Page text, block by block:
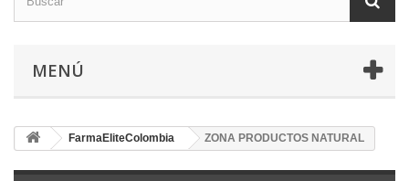
MENÚ
FarmaEliteColombia ZONA PRODUCTOS NATURAL